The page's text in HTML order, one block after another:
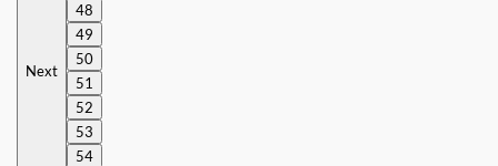
Next
48
49
50
51
52
53
54